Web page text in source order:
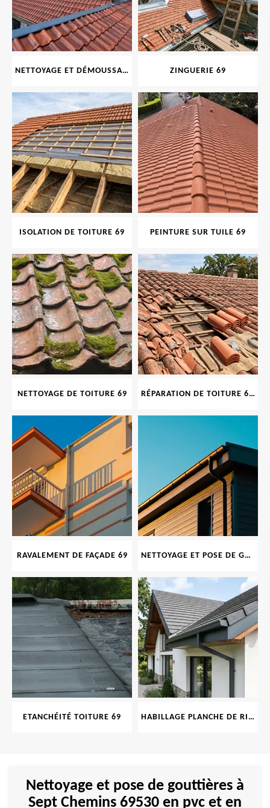
NETTOYAGE ET DÉMOUSSAGE DE TOITURE ET FAÇADE 69 ZINGUERIE 69
ISOLATION DE TOITURE 69 PEINTURE SUR TUILE 69
NETTOYAGE DE TOITURE 69 RÉPARATION DE TOITURE 69 RHONE, TUILES CASSÉES OU ABIMÉES
RAVALEMENT DE FAÇADE 69 NETTOYAGE ET POSE DE GOUTTIÈRE 69
ETANCHÉITÉ TOITURE 69 HABILLAGE PLANCHE DE RIVE 69
Nettoyage et pose de gouttières à
Sept Chemins 69530 en pvc et en